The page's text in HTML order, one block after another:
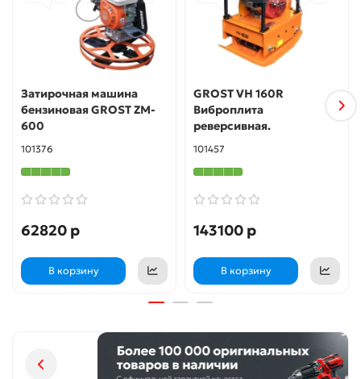
Затирочная машина
бензиновая GROST ZM-
600
101376
62820 р
В корзину
GROST VH 160R
Виброплита
реверсивная.
101457
143100 р
В корзину